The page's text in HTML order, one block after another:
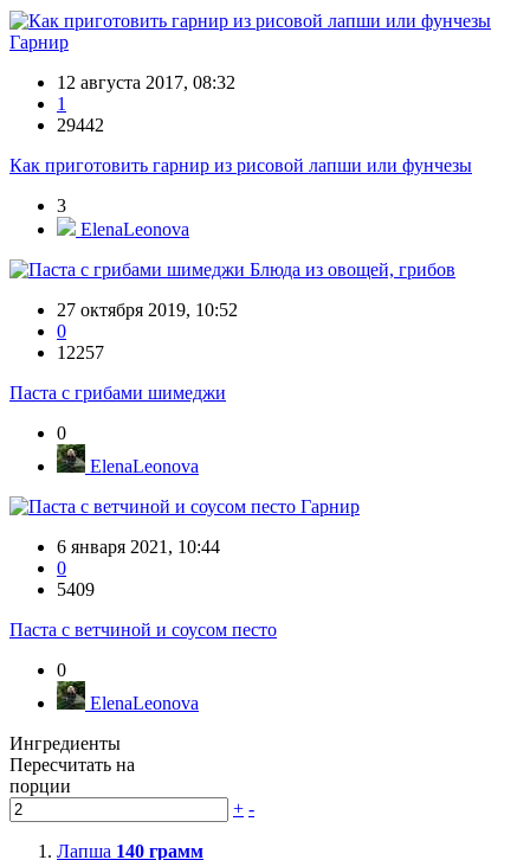
Гарнир
12 августа 2017, 08:32
1
29442
Как приготовить гарнир из рисовой лапши или фунчезы
3
ElenaLeonova
Блюда из овощей, грибов
27 октября 2019, 10:52
0
12257
Паста с грибами шимеджи
0
ElenaLeonova
Гарнир
6 января 2021, 10:44
0
5409
Паста с ветчиной и соусом песто
0
ElenaLeonova
Ингредиенты
Пересчитать на
порции
+ -
Лапша 140 грамм